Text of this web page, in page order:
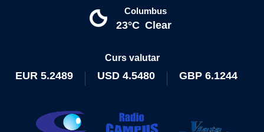
Columbus
23°C Clear
Curs valutar
EUR 5.2489 USD 4.5480 GBP 6.1244